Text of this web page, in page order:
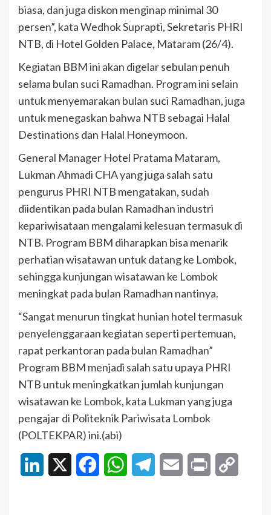
biasa, dan juga diskon menginap minimal 30
persen”, kata Wedhok Suprapti, Sekretaris PHRI
NTB, di Hotel Golden Palace, Mataram (26/4).
Kegiatan BBM ini akan digelar sebulan penuh
selama bulan suci Ramadhan. Program ini selain
untuk menyemarakan bulan suci Ramadhan, juga
untuk menegaskan bahwa NTB sebagai Halal
Destinations dan Halal Honeymoon.
General Manager Hotel Pratama Mataram,
Lukman Ahmadi CHA yang juga salah satu
pengurus PHRI NTB mengatakan, sudah
diidentikan pada bulan Ramadhan industri
kepariwisataan mengalami kelesuan termasuk di
NTB. Program BBM diharapkan bisa menarik
perhatian wisatawan untuk datang ke Lombok,
sehingga kunjungan wisatawan ke Lombok
meningkat pada bulan Ramadhan nantinya.
“Sangat menurun tingkat hunian hotel termasuk
penyelenggaraan kegiatan seperti pertemuan,
rapat perkantoran pada bulan Ramadhan”
Program BBM menjadi salah satu upaya PHRI
NTB untuk meningkatkan jumlah kunjungan
wisatawan ke Lombok, kata Lukman yang juga
pengajar di Politeknik Pariwisata Lombok
(POLTEKPAR) ini.(abi)
LinkedIn FacebookWhatsAppTelegramEmail Print